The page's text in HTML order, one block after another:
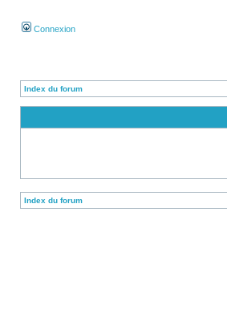
Connexion
Index du forum
Index du forum